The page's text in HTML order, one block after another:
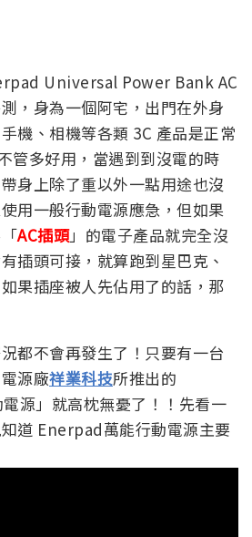
Universal Power Bank AC
，身為一個阿宅，出門在外身
機、相機等各類 3C 產品是正常
管多好用，當遇到到沒電的時
身上除了重以外一點用途也沒
用一般行動電源應急，但如果
AC插頭」的電子產品就完全沒
插頭可接，就算跑到星巴克、
果插座被人先佔用了的話，那
都不會再發生了！只要有一台
源廠祥業科技所推出的
源」就高枕無憂了！！先看一
道 Enerpad萬能行動電源主要